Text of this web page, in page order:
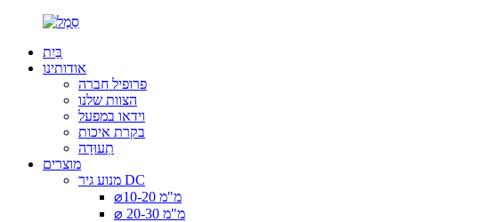
בַּיִת
אודותינו
פרופיל חברה
הצוות שלנו
וידאו במפעל
בקרת איכות
תְעוּדָה
מוצרים
מנוע גיר DC
⌀10-20 מ"מ
⌀ 20-30 מ"מ